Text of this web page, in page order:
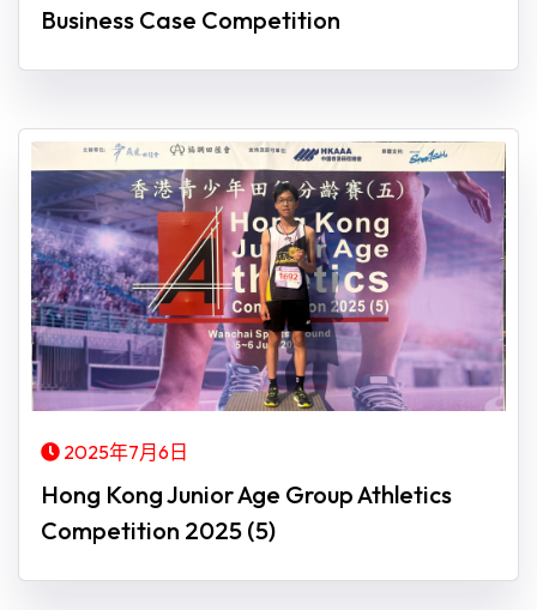
Business Case Competition
2025年7月6日
Hong Kong Junior Age Group Athletics
Competition 2025 (5)